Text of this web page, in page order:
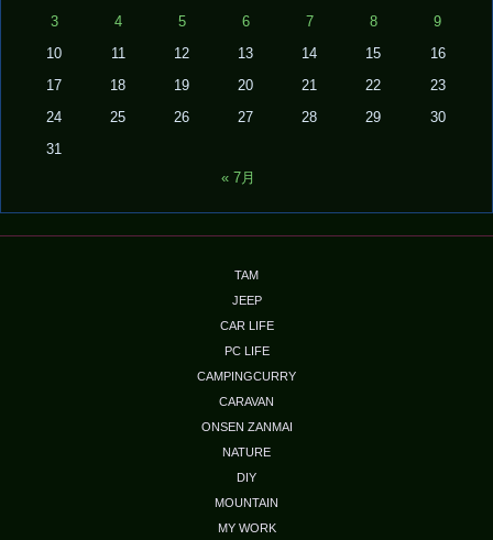
3 4 5 6 7 8 9
10 11 12 13 14 15 16
17 18 19 20 21 22 23
24 25 26 27 28 29 30
31
« 7月
TAM
JEEP
CAR LIFE
PC LIFE
CAMPINGCURRY
CARAVAN
ONSEN ZANMAI
NATURE
DIY
MOUNTAIN
MY WORK